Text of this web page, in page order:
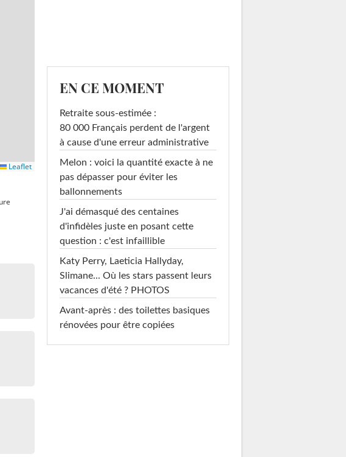
Leaflet
EN CE MOMENT
Retraite sous-estimée :
80 000 Français perdent de l'argent
à cause d'une erreur administrative
Melon : voici la quantité exacte à ne
pas dépasser pour éviter les
ballonnements
J'ai démasqué des centaines
d'infidèles juste en posant cette
question : c'est infaillible
Katy Perry, Laeticia Hallyday,
Slimane... Où les stars passent leurs
vacances d'été ? PHOTOS
Avant-après : des toilettes basiques
rénovées pour être copiées